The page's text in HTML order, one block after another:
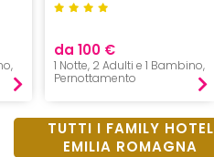
da 100 €
1 Notte, 2 Adulti e 1 Bambino,
Pernottamento
TUTTI I FAMILY HOTEL
EMILIA ROMAGNA